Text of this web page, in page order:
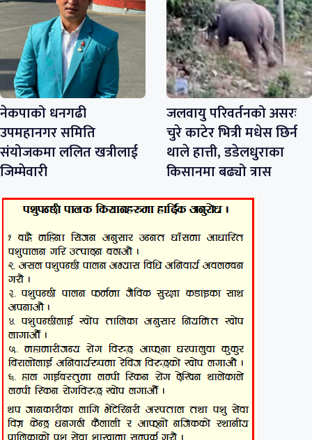
नेकपाको धनगढी
उपमहानगर समिति
संयोजकमा ललित खत्रीलाई
जिम्मेवारी
जलवायु परिवर्तनको असरः
चुरे काटेर भित्री मधेस छिर्न
थाले हात्ती, डडेलधुराका
किसानमा बढ्यो त्रास